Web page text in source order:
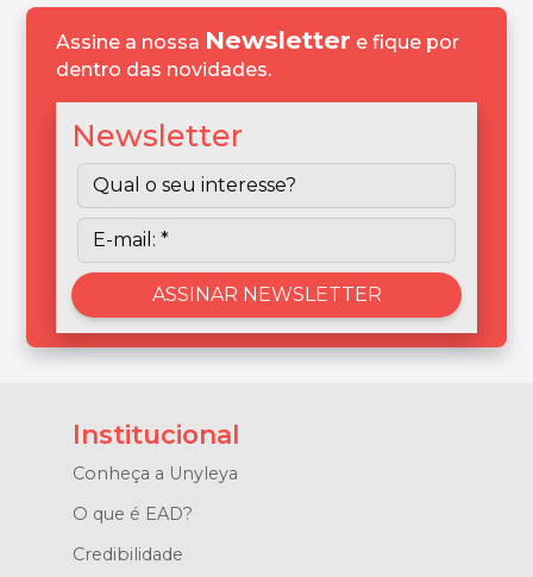
Assine a nossa Newsletter e fique por
dentro das novidades.
Newsletter
Institucional
Conheça a Unyleya
O que é EAD?
Credibilidade